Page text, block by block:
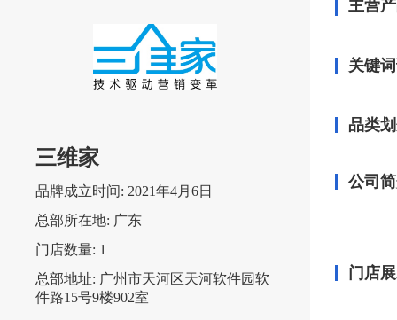
三维家
品牌成立时间: 2021年4月6日
总部所在地: 广东
门店数量: 1
总部地址: 广州市天河区天河软件园软
件路15号9楼902室
主营
关键
品类
公司
门店